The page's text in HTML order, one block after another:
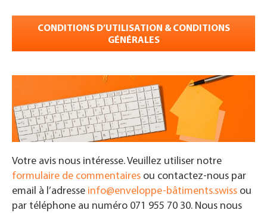
CONDITIONS D’UTILISATION & CONDITIONS
GÉNÉRALES
Votre avis nous intéresse. Veuillez utiliser notre
formulaire de commentaires ou contactez-nous par
email à l’adresse info@enveloppe-bâtiments.swiss ou
par téléphone au numéro 071 955 70 30. Nous nous